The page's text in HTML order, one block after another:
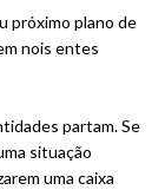
próximo plano de
nois entes
partam. Se
situação
uma caixa